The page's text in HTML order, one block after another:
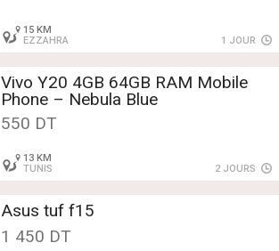
15 KM
EZZAHRA
1 JOUR
Vivo Y20 4GB 64GB RAM Mobile
Phone – Nebula Blue
550 DT
13 KM
TUNIS
2 JOURS
Asus tuf f15
1 450 DT